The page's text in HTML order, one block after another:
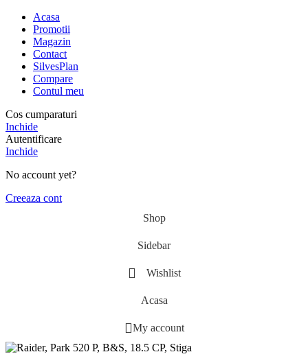
Acasa
Promotii
Magazin
Contact
SilvesPlan
Compare
Contul meu
Cos cumparaturi
Inchide
Autentificare
Inchide
No account yet?
Creeaza cont
Shop
Sidebar
Wishlist
Acasa
My account